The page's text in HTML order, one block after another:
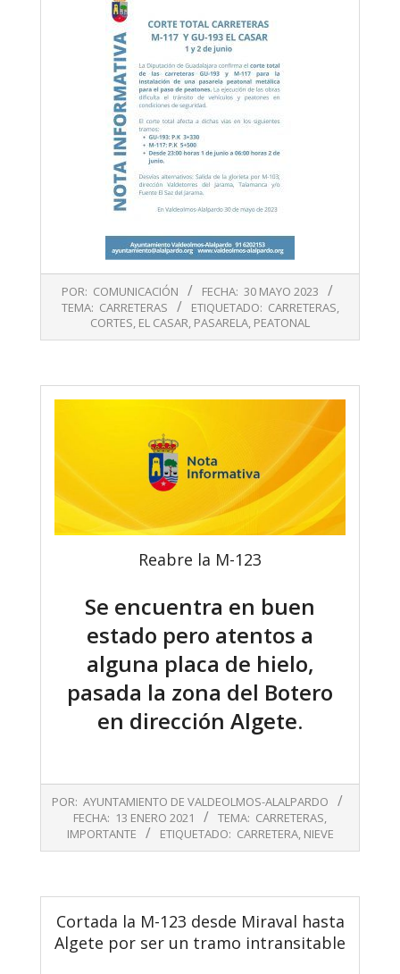
POR: COMUNICACIÓN FECHA: 30 MAYO 2023
TEMA: CARRETERAS ETIQUETADO: CARRETERAS,
CORTES, EL CASAR, PASARELA, PEATONAL
Reabre la M-123
Se encuentra en buen
estado pero atentos a
alguna placa de hielo,
pasada la zona del Botero
en dirección Algete.
01-
POR: AYUNTAMIENTO DE VALDEOLMOS-ALALPARDO
FECHA: 13 ENERO 2021 TEMA: CARRETERAS,
IMPORTANTE
ETIQUETADO: CARRETERA, NIEVE
Cortada la M-123 desde Miraval hasta
Algete por ser un tramo intransitable